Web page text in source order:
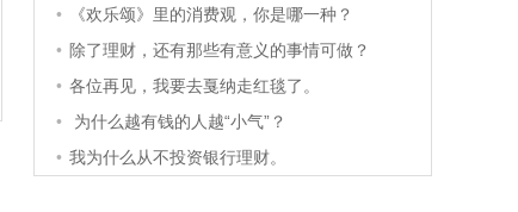
美柚20号于2715天前,以1495.00元单价成交
美柚38号于2718天前,以1500.00元单价成交
美柚10号于2718天前,以2000.00元单价成交
美柚8号于2720天前,以1490.00元单价成交
美柚5号于2724天前,以1498.00元单价成交
•
《欢乐颂》里的消费观，你是哪一种？
• 除了理财，还有那些有意义的事情可做？
• 各位再见，我要去戛纳走红毯了。
•
为什么越有钱的人越“小气”？
• 我为什么从不投资银行理财。